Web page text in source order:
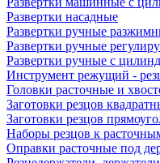
Развертки насадные
Развертки ручные
Развертки ручные
Развертки ручные с
Инструмент режущий -
Головки расточные и
Заготовки резцов
Заготовки резцов
Наборы резцов к
Оправки расточные под